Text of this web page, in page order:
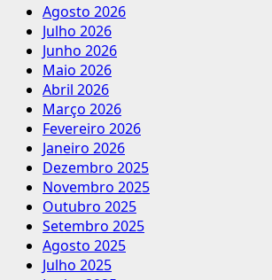
Agosto 2026
Julho 2026
Junho 2026
Maio 2026
Abril 2026
Março 2026
Fevereiro 2026
Janeiro 2026
Dezembro 2025
Novembro 2025
Outubro 2025
Setembro 2025
Agosto 2025
Julho 2025